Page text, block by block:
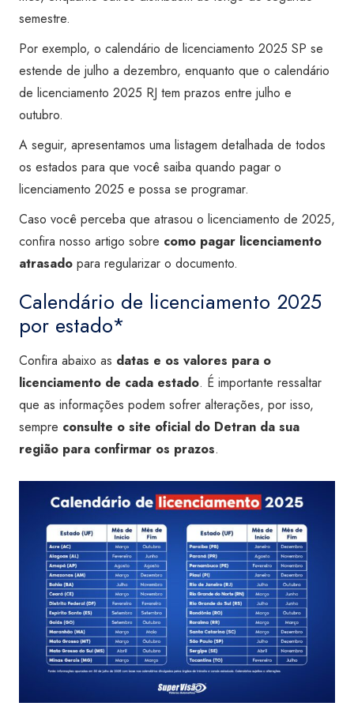
semestre.
Por exemplo, o calendário de licenciamento 2025 SP se
estende de julho a dezembro, enquanto que o calendário
de licenciamento 2025 RJ tem prazos entre julho e
outubro.
A seguir, apresentamos uma listagem detalhada de todos
os estados para que você saiba quando pagar o
licenciamento 2025​ e possa se programar.
Caso você perceba que atrasou o licenciamento de 2025,
confira nosso artigo sobre como pagar licenciamento
atrasado para regularizar o documento.
Calendário de licenciamento 2025
por estado*
Confira abaixo as datas e os valores para o
licenciamento de cada estado. É importante ressaltar
que as informações podem sofrer alterações, por isso,
sempre consulte o site oficial do Detran da sua
região para confirmar os prazos.